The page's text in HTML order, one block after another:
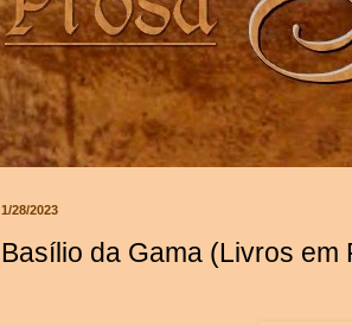
1/28/2023
Basílio da Gama (Livros em